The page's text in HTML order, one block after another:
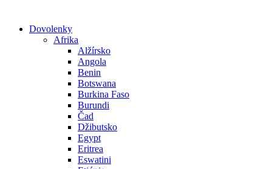
Dovolenky
Afrika
Alžírsko
Angola
Benin
Botswana
Burkina Faso
Burundi
Čad
Džibutsko
Egypt
Eritrea
Eswatini